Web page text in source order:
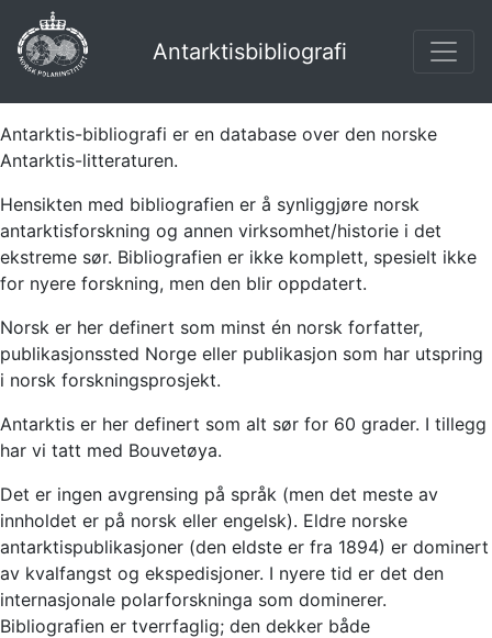
Antarktisbibliografi
Antarktis-bibliografi er en database over den norske
Antarktis-litteraturen.
Hensikten med bibliografien er å synliggjøre norsk
antarktisforskning og annen virksomhet/historie i det
ekstreme sør. Bibliografien er ikke komplett, spesielt ikke
for nyere forskning, men den blir oppdatert.
Norsk er her definert som minst én norsk forfatter,
publikasjonssted Norge eller publikasjon som har utspring
i norsk forskningsprosjekt.
Antarktis er her definert som alt sør for 60 grader. I tillegg
har vi tatt med Bouvetøya.
Det er ingen avgrensing på språk (men det meste av
innholdet er på norsk eller engelsk). Eldre norske
antarktispublikasjoner (den eldste er fra 1894) er dominert
av kvalfangst og ekspedisjoner. I nyere tid er det den
internasjonale polarforskninga som dominerer.
Bibliografien er tverrfaglig; den dekker både